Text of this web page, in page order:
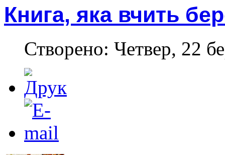
Книга, яка вчить
Створено: Четвер, 22